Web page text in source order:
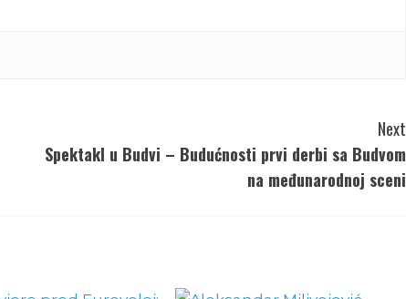
Next
Spektakl u Budvi – Budućnosti prvi derbi sa Budvom
na međunarodnoj sceni